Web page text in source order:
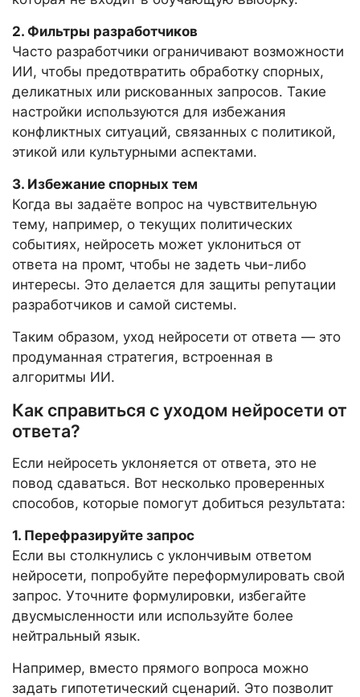
2. Фильтры разработчиков
Часто разработчики ограничивают возможности
ИИ, чтобы предотвратить обработку спорных,
деликатных или рискованных запросов. Такие
настройки используются для избежания
конфликтных ситуаций, связанных с политикой,
этикой или культурными аспектами.
3. Избежание спорных тем
Когда вы задаёте вопрос на чувствительную
тему, например, о текущих политических
событиях, нейросеть может уклониться от
ответа на промт, чтобы не задеть чьи-либо
интересы. Это делается для защиты репутации
разработчиков и самой системы.
Таким образом, уход нейросети от ответа — это
продуманная стратегия, встроенная в
алгоритмы ИИ.
Как справиться с уходом нейросети от
ответа?
Если нейросеть уклоняется от ответа, это не
повод сдаваться. Вот несколько проверенных
способов, которые помогут добиться результата:
1. Перефразируйте запрос
Если вы столкнулись с уклончивым ответом
нейросети, попробуйте переформулировать свой
запрос. Уточните формулировки, избегайте
двусмысленности или используйте более
нейтральный язык.
Например, вместо прямого вопроса можно
задать гипотетический сценарий. Это позволит